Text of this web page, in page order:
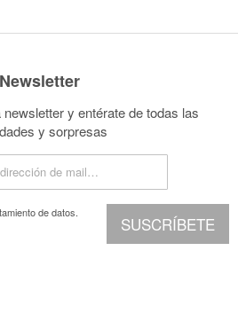
Newsletter
y entérate de todas las
y sorpresas
SUSCRÍBETE
de datos.